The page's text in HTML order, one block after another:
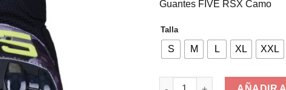
original
59,90€.
actual
Guantes FIVE RSX Camo
Talla
S M L XL XXL
FIVE RSX Camo Amarillo